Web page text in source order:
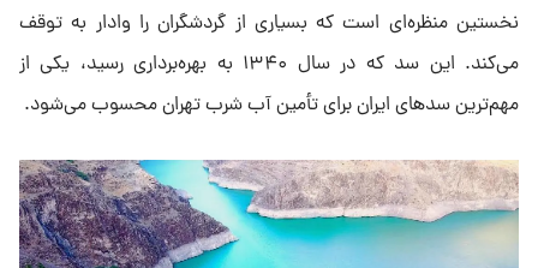
نخستین منظره‌ای است که بسیاری از گردشگران را وادار به توقف
می‌کند. این سد که در سال ۱۳۴۰ به بهره‌برداری رسید، یکی از
مهم‌ترین سدهای ایران برای تأمین آب شرب تهران محسوب می‌شود.